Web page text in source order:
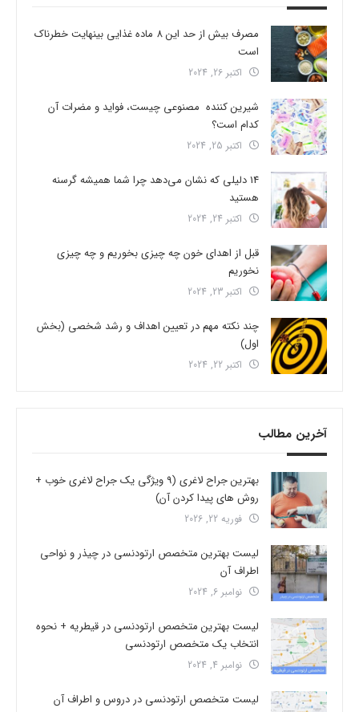
مصرف بیش از حد این 8 ماده غذایی بینهایت خطرناک
است
اکتبر 26, 2024
شیرین کننده مصنوعی چیست، فواید و مضرات آن
کدام است؟
اکتبر 25, 2024
14 دلیلی که نشان می‌دهد چرا شما همیشه گرسنه
هستید
اکتبر 24, 2024
قبل از اهدای خون چه چیزی بخوریم و چه چیزی
نخوریم
اکتبر 23, 2024
چند نکته مهم در تعیین اهداف و رشد شخصی (بخش
اول)
اکتبر 22, 2024
آخرین مطالب
بهترین جراح لاغری (9 ویژگی یک جراح لاغری خوب +
روش های پیدا کردن آن)
فوریه 22, 2026
لیست بهترین متخصص ارتودنسی در چیذر و نواحی
اطراف آن
نوامبر 6, 2024
لیست بهترین متخصص ارتودنسی در قیطریه + نحوه
انتخاب یک متخصص ارتودنسی
نوامبر 4, 2024
لیست متخصص ارتودنسی در دروس و اطراف آن